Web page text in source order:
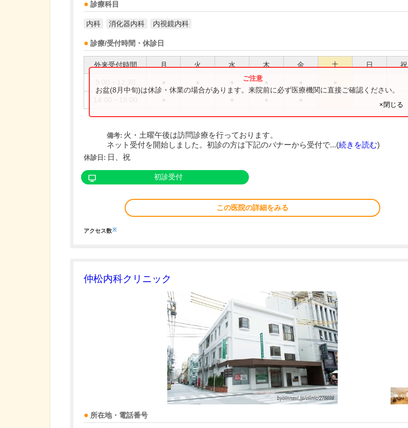
診療科目
内科 消化器内科 内視鏡内科
診療/受付時間・休診日
外来受付時間 月 火 水 木 金 土 日 祝
お盆(8月中旬)は休診・休業の場合があります。来院前に必ず医療機関に直接ご確認ください。
×閉じる
備考: 火・土曜午後は訪問診療を行っております。
ネット受付を開始しました。初診の方は下記のバナーから受付で...(続きを読む)
休診日: 日、祝
初診受付
この医院の詳細をみる
アクセス数※
仲松内科クリニック
所在地・電話番号